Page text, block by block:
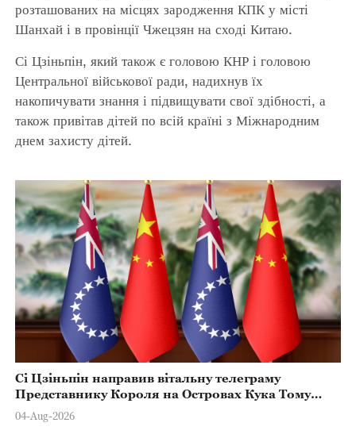
розташованих на місцях зародження КПК у місті
Шанхай і в провінції Чжецзян на сході Китаю.
Сі Цзіньпін, який також є головою КНР і головою
Центральної військової ради, надихнув їх
накопичувати знання і підвищувати свої здібності, а
також привітав дітей по всій країні з Міжнародним
днем ​​захисту дітей.
Сі Цзіньпін направив вітальну телеграму
Представнику Короля на Островах Кука Тому
Марстерсу з нагоди Дня Конституції
04-Aug-2026